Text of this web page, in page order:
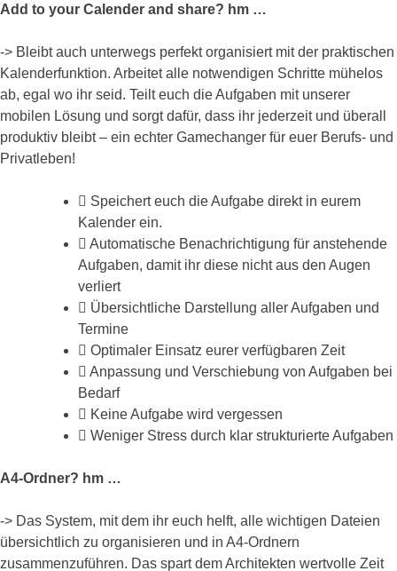
Add to your Calender and share? hm …
-> Bleibt auch unterwegs perfekt organisiert mit der praktischen
Kalenderfunktion. Arbeitet alle notwendigen Schritte mühelos
ab, egal wo ihr seid. Teilt euch die Aufgaben mit unserer
mobilen Lösung und sorgt dafür, dass ihr jederzeit und überall
produktiv bleibt – ein echter Gamechanger für euer Berufs- und
Privatleben!
Speichert euch die Aufgabe direkt in eurem
Kalender ein.
Automatische Benachrichtigung für anstehende
Aufgaben, damit ihr diese nicht aus den Augen
verliert
Übersichtliche Darstellung aller Aufgaben und
Termine
Optimaler Einsatz eurer verfügbaren Zeit
Anpassung und Verschiebung von Aufgaben bei
Bedarf
Keine Aufgabe wird vergessen
Weniger Stress durch klar strukturierte Aufgaben
A4-Ordner? hm …
-> Das System, mit dem ihr euch helft, alle wichtigen Dateien
übersichtlich zu organisieren und in A4-Ordnern
zusammenzuführen. Das spart dem Architekten wertvolle Zeit